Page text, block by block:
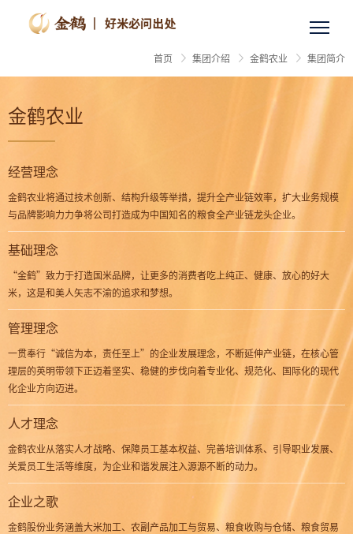
集团简介 企业文化 发展历程
首页 集团介绍 金鹤农业 集团简介
金鹤农业
经营理念
金鹤农业将通过技术创新、结构升级等举措，提升全产业链效率，扩大业务规模
与品牌影响力力争将公司打造成为中国知名的粮食全产业链龙头企业。
基础理念
“金鹤”致力于打造国米品牌，让更多的消费者吃上纯正、健康、放心的好大
米，这是和美人矢志不渝的追求和梦想。
管理理念
一贯奉行“诚信为本，责任至上”的企业发展理念，不断延伸产业链，在核心管
理层的英明带领下正迈着坚实、稳健的步伐向着专业化、规范化、国际化的现代
化企业方向迈进。
人才理念
金鹤农业从落实人才战略、保障员工基本权益、完善培训体系、引导职业发展、
关爱员工生活等维度，为企业和谐发展注入源源不断的动力。
企业之歌
金鹤股份业务涵盖大米加工、农副产品加工与贸易、粮食收购与仓储、粮食贸易